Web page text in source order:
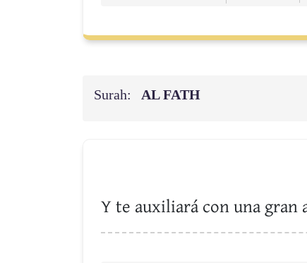
Surah: AL FATH
Y te auxiliará con una gran